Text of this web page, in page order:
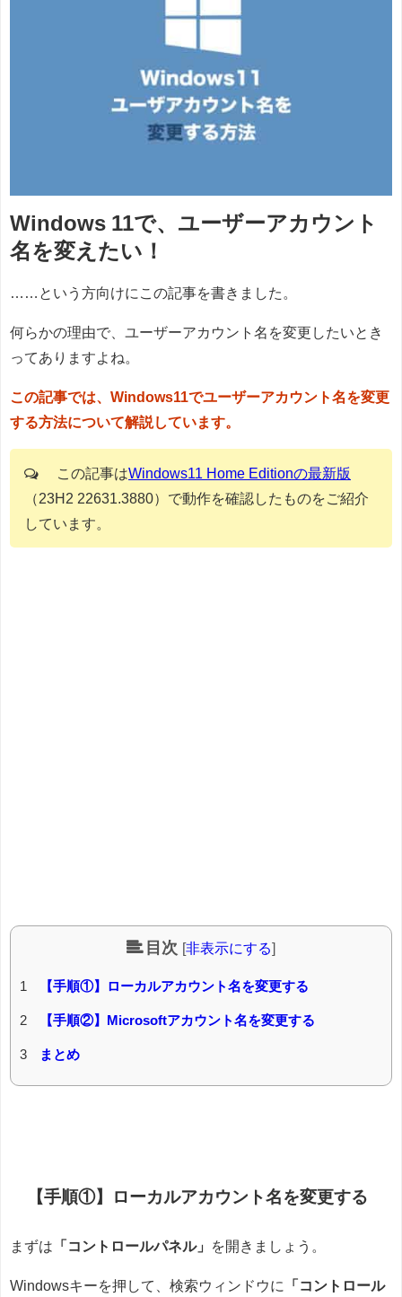
Windows 11で、ユーザーアカウント
名を変えたい！
……という方向けにこの記事を書きました。
何らかの理由で、ユーザーアカウント名を変更したいとき
ってありますよね。
この記事では、Windows11でユーザーアカウント名を変更
する方法について解説しています。
この記事はWindows11 Home Editionの最新版
（23H2 22631.3880）で動作を確認したものをご紹介
しています。
目次 [非表示にする]
1 【手順①】ローカルアカウント名を変更する
2 【手順②】Microsoftアカウント名を変更する
3 まとめ
【手順①】ローカルアカウント名を変更する
まずは 「コントロールパネル」 を開きましょう。
Windowsキーを押して、検索ウィンドウに
「コントロール